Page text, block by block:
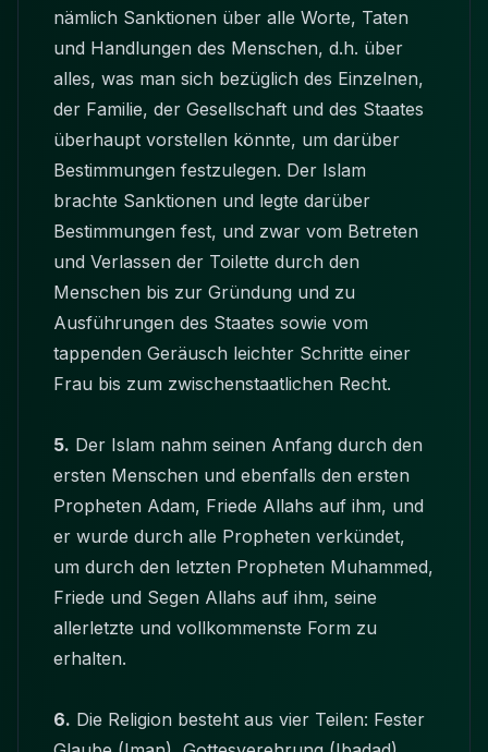
nämlich Sanktionen über alle Worte, Taten
und Handlungen des Menschen, d.h. über
alles, was man sich bezüglich des Einzelnen,
der Familie, der Gesellschaft und des Staates
überhaupt vorstellen könnte, um darüber
Bestimmungen festzulegen. Der Islam
brachte Sanktionen und legte darüber
Bestimmungen fest, und zwar vom Betreten
und Verlassen der Toilette durch den
Menschen bis zur Gründung und zu
Ausführungen des Staates sowie vom
tappenden Geräusch leichter Schritte einer
Frau bis zum zwischenstaatlichen Recht.
5. Der Islam nahm seinen Anfang durch den
ersten Menschen und ebenfalls den ersten
Propheten Adam, Friede Allahs auf ihm, und
er wurde durch alle Propheten verkündet,
um durch den letzten Propheten Muhammed,
Friede und Segen Allahs auf ihm, seine
allerletzte und vollkommenste Form zu
erhalten.
6. Die Religion besteht aus vier Teilen: Fester